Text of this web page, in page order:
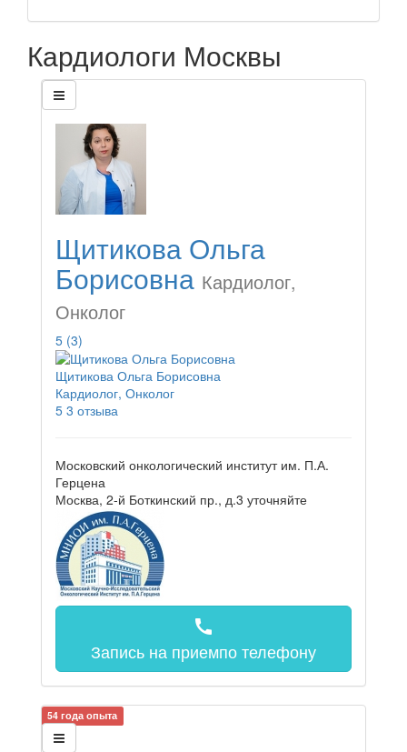
Кардиологи Москвы
Щитикова Ольга
Борисовна Кардиолог,
Онколог
5 (3)
Щитикова Ольга Борисовна
Кардиолог, Онколог
5 3 отзыва
Московский онкологический институт им. П.А.
Герцена
Москва, 2-й Боткинский пр., д.3 уточняйте
call
Запись на приемпо телефону
54 года опыта